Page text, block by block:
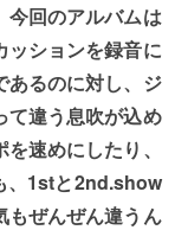
今回のアルバムは
ッションを録音に
あるのに対し、ジ
て違う息吹が込め
速めにしたり、
、1stと2nd.show
もぜんぜん違うん